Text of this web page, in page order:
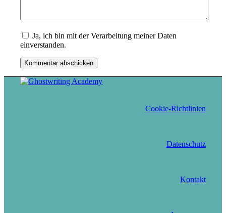
Ja, ich bin mit der Verarbeitung meiner Daten
einverstanden.
Cookie-Richtlinien
Datenschutz
Kontakt